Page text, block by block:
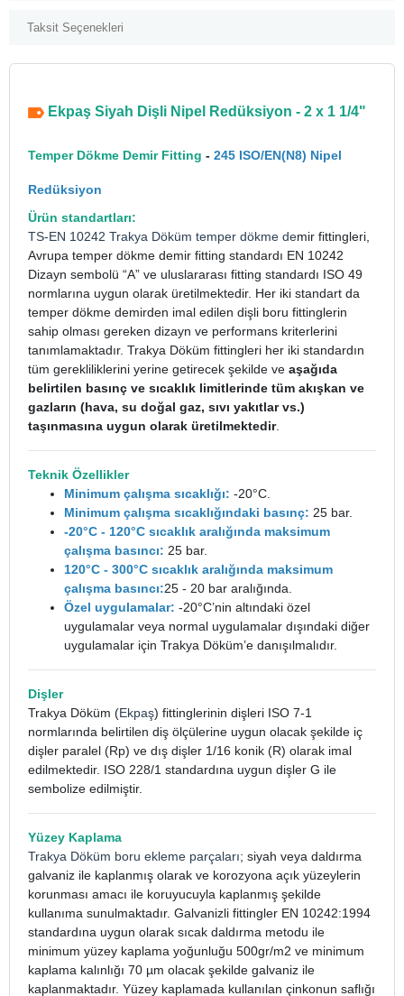
Taksit Seçenekleri
Ekpaş Siyah Dişli Nipel Redüksiyon - 2 x 1 1/4"
Temper Dökme Demir Fitting - 245 ISO/EN(N8) Nipel
Redüksiyon
Ürün standartları:
TS-EN 10242 Trakya Döküm temper dökme demir fittingleri,
Avrupa temper dökme demir fitting standardı EN 10242
Dizayn sembolü “A” ve uluslararası fitting standardı ISO 49
normlarına uygun olarak üretilmektedir. Her iki standart da
temper dökme demirden imal edilen dişli boru fittinglerin
sahip olması gereken dizayn ve performans kriterlerini
tanımlamaktadır. Trakya Döküm fittingleri her iki standardın
tüm gerekliliklerini yerine getirecek şekilde ve aşağıda
belirtilen basınç ve sıcaklık limitlerinde tüm akışkan ve
gazların (hava, su doğal gaz, sıvı yakıtlar vs.)
taşınmasına uygun olarak üretilmektedir.
Teknik Özellikler
Minimum çalışma sıcaklığı: -20°C.
Minimum çalışma sıcaklığındaki basınç: 25 bar.
-20°C - 120°C sıcaklık aralığında maksimum
çalışma basıncı: 25 bar.
120°C - 300°C sıcaklık aralığında maksimum
çalışma basıncı:25 - 20 bar aralığında.
Özel uygulamalar: -20°C’nin altındaki özel
uygulamalar veya normal uygulamalar dışındaki diğer
uygulamalar için Trakya Döküm’e danışılmalıdır.
Dişler
Trakya Döküm (Ekpaş) fittinglerinin dişleri ISO 7-1
normlarında belirtilen diş ölçülerine uygun olacak şekilde iç
dişler paralel (Rp) ve dış dişler 1/16 konik (R) olarak imal
edilmektedir. ISO 228/1 standardına uygun dişler G ile
sembolize edilmiştir.
Yüzey Kaplama
Trakya Döküm boru ekleme parçaları; siyah veya daldırma
galvaniz ile kaplanmış olarak ve korozyona açık yüzeylerin
korunması amacı ile koruyucuyla kaplanmış şekilde
kullanıma sunulmaktadır. Galvanizli fittingler EN 10242:1994
standardına uygun olarak sıcak daldırma metodu ile
minimum yüzey kaplama yoğunluğu 500gr/m2 ve minimum
kaplama kalınlığı 70 µm olacak şekilde galvaniz ile
kaplanmaktadır. Yüzey kaplamada kullanılan çinkonun saflığı